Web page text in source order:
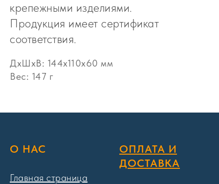
крепежными изделиями.
Продукция имеет сертификат
соответствия.
ДxШxВ: 144x110x60 мм
Вес: 147 г
О НАС
Главная страница
ОПЛАТА И
ДОСТАВКА